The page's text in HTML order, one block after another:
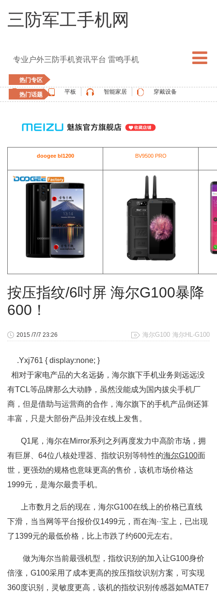
三防军工手机网
专业户外三防手机资讯平台 雷鸣手机
热门专区
手机
平板 智能家居 穿戴设备
热门话题
vernee
doogee bl1200 BV9500 PRO
按压指纹/6吋屏 海尔G100暴降
600！
海尔G100 海尔HL-G100
2015 /7/7 23:26
.Yxj761 { display:none; }
相对于家电产品的大名远扬，海尔旗下手机业务则远远没
有TCL等品牌那么大动静，虽然没能成为国内拔尖手机厂
商，但是借助与运营商的合作，海尔旗下的手机产品倒还算
丰富，只是大部份产品并没在线上发售。
Q1尾，海尔在Mirror系列之列再度发力中高阶市场，拥
有巨屏、64位八核处理器、指纹识别等特性的海尔G100面
世，更强劲的规格也意味更高的售价，该机市场价格达
1999元，是海尔最贵手机。
上市数月之后的现在，海尔G100在线上的价格已直线
下滑，当当网等平台报价仅1499元，而在淘··宝上，已出现
了1399元的最低价格，比上市跌了约600元左右。
做为海尔当前最强机型，指纹识别的加入让G100身价
倍涨，G100采用了成本更高的按压指纹识别方案，可实现
360度识别，灵敏度更高，该机的指纹识别传感器如MATE7